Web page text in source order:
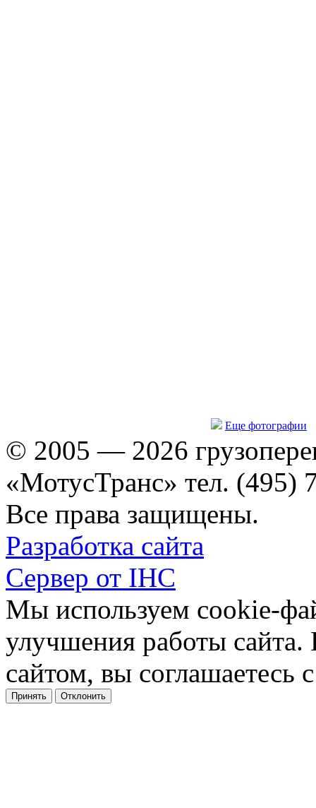
Еще фотографии
© 2005 — 2026
«МотусТранс» тел. (495)
Все права защищены.
Разработка сайта
Сервер от IHC
Мы используем cookie-
улучшения работы сайта.
сайтом, вы соглашаетесь
Принять Отклонить